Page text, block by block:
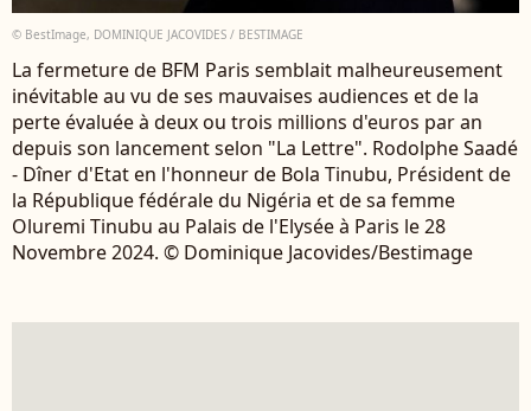
© BestImage, DOMINIQUE JACOVIDES / BESTIMAGE
La fermeture de BFM Paris semblait malheureusement
inévitable au vu de ses mauvaises audiences et de la
perte évaluée à deux ou trois millions d'euros par an
depuis son lancement selon "La Lettre". Rodolphe Saadé
- Dîner d'Etat en l'honneur de Bola Tinubu, Président de
la République fédérale du Nigéria et de sa femme
Oluremi Tinubu au Palais de l'Elysée à Paris le 28
Novembre 2024. © Dominique Jacovides/Bestimage